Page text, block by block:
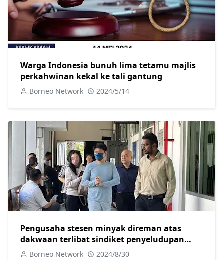
Warga Indonesia bunuh lima tetamu majlis
perkahwinan kekal ke tali gantung
Borneo Network 2024/5/14
Pengusaha stesen minyak direman atas
dakwaan terlibat sindiket penyeludupan
diesel di Sibu dibebas dengan jaminan SPRM
Borneo Network 2024/8/30